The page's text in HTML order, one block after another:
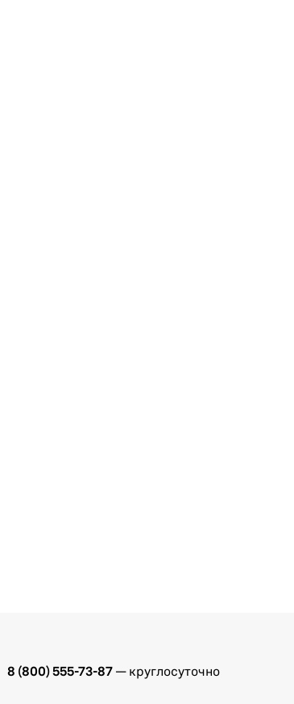
8 (800) 555-73-87 — круглосуточно